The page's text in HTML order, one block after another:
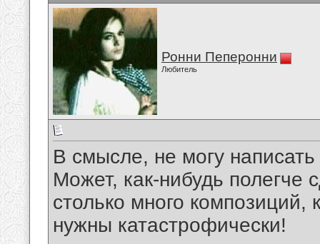
Ронни Пеперонни
Любитель
В смысле, не могу
Может, как-нибудь полегче
столько много
нужны катастрофически!